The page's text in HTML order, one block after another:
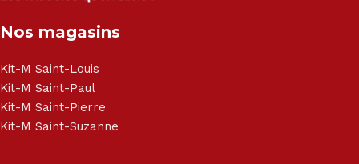
- Matelas - Hifi Hitachi, LG, Sharp, Philips, Bosh, Moulinex,
Haier, Sony, Cecotec, Westpoint, Dyson.
Nos magasins
Kit-M Saint-Louis
Kit-M Saint-Paul
Kit-M Saint-Pierre
Kit-M Saint-Suzanne